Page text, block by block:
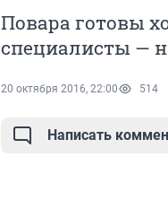
Повара готовы
специалисты —
20 октября 2016, 22:00 514
Написать